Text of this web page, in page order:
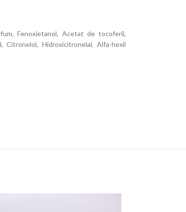
Fenoxietanol, Acetat de tocoferil,
Citronelol, Hidroxicitronelal, Alfa-hexil